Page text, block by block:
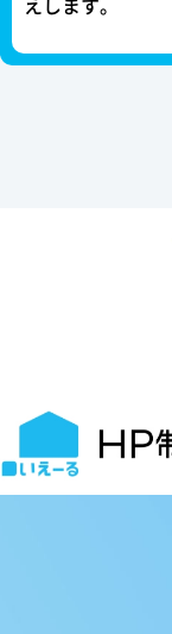
えします。